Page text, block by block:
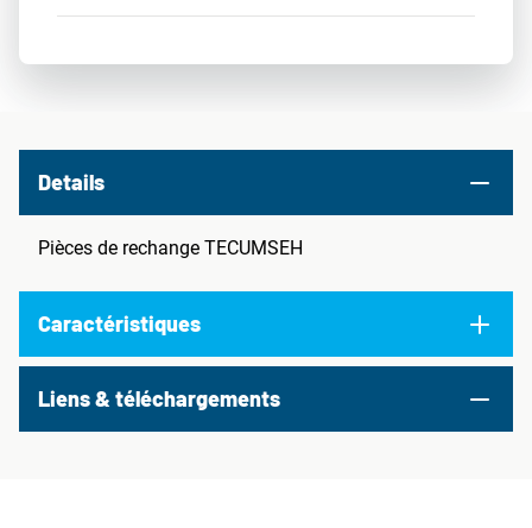
Details
Pièces de rechange TECUMSEH
Caractéristiques
Liens & téléchargements